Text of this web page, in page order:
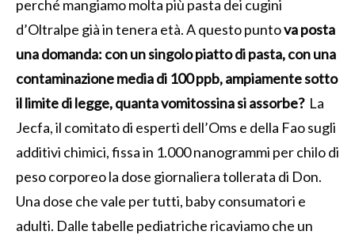
perché mangiamo molta più pasta dei cugini
d’Oltralpe già in tenera età. A questo puntova posta
una domanda: con un singolo piatto di pasta, con una
contaminazione media di 100 ppb, ampiamente sotto
il limite di legge, quanta vomitossina si assorbe? La
Jecfa, il comitato di esperti dell’Oms e della Fao sugli
additivi chimici, fissa in 1.000 nanogrammi per chilo di
peso corporeo la dose giornaliera tollerata di Don.
Una dose che vale per tutti, baby consumatori e
adulti. Dalle tabelle pediatriche ricaviamo che un